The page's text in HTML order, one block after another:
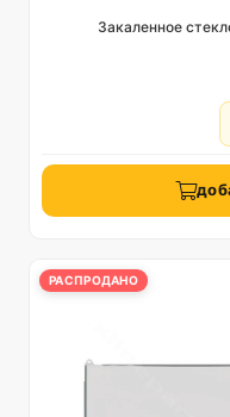
Закаленное
РАСПРОДАНО